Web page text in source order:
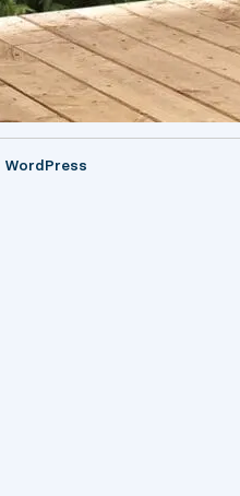
WordPress